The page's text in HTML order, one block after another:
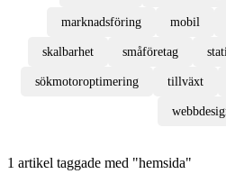
marknadsföring mobil
skalbarhet småföretag
sökmotoroptimering tillväxt
1 artikel taggade med "hemsida"